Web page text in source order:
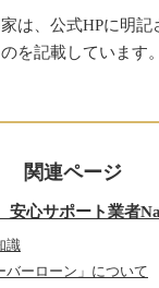
は、公式HPに明記
を記載しています。
関連ページ
心サポート業者
識
バーローン」について